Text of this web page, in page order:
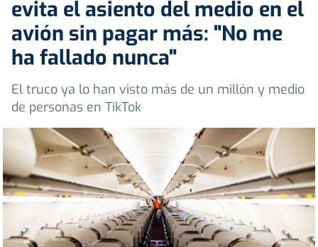
evita el asiento del medio en el
avión sin pagar más: "No me
ha fallado nunca"
El truco ya lo han visto más de un millón y medio
de personas en TikTok